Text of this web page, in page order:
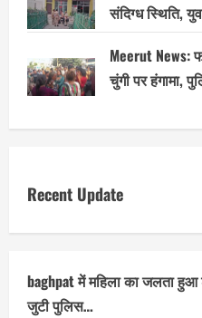
संदिग्ध स्थिति,
Meerut News:
चुंगी पर हंगामा,
Recent Update
baghpat में महिला का जलता
जुटी पुलिस…